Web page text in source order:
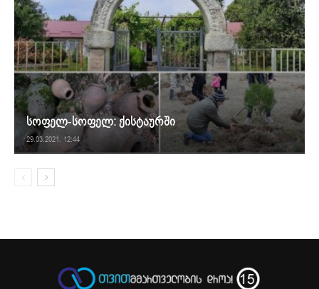
სოფელ-სოფელ: ქისტაურში
29.03.2021. 12:44